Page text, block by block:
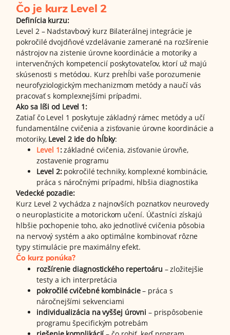
Čo je kurz Level 2
Definícia kurzu:
Level 2 – Nadstavbový kurz Bilaterálnej integrácie je
pokročilé dvojdňové vzdelávanie zamerané na rozšírenie
nástrojov na zistenie úrovne koordinácie a motoriky a
intervenčných kompetencií poskytovateľov, ktorí už majú
skúsenosti s metódou. Kurz prehĺbi vaše porozumenie
neurofyziologickým mechanizmom metódy a naučí vás
pracovať s komplexnejšími prípadmi.
Ako sa líši od Level 1:
Zatiaľ čo Level 1 poskytuje základný rámec metódy a učí
fundamentálne cvičenia a zisťovanie úrovne koordinácie a
motoriky, Level 2 ide do hĺbky:
Level 1:základné cvičenia, zisťovanie úrovňe,
zostavenie programu
Level 2:pokročilé techniky, komplexné kombinácie,
práca s náročnými prípadmi, hlbšia diagnostika
Vedecké pozadie:
Kurz Level 2 vychádza z najnovších poznatkov neurovedy
o neuroplasticite a motorickom učení. Účastníci získajú
hlbšie pochopenie toho, ako jednotlivé cvičenia pôsobia
na nervový systém a ako optimálne kombinovať rôzne
typy stimulácie pre maximálny efekt.
Čo kurz ponúka?
rozšírenie diagnostického repertoáru – zložitejšie
testy a ich interpretácia
pokročilé cvičebné kombinácie– práca s
náročnejšími sekvenciami
individualizácia na vyššej úrovni – prispôsobenie
programu špecifickým potrebám